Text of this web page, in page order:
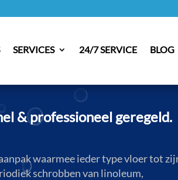
SERVICES 24/7 SERVICE BLOG
& professioneel geregeld.
waarmee ieder type vloer tot
schrobben van linoleum,